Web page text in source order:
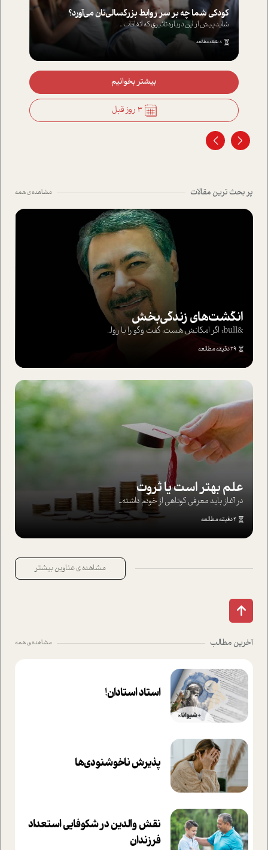
کودکی شما چه بر سر روابط بزرگسالی‌تان می‌آورد؟
شاید پیش از این درباره تاثیری که اتفاقات...
8 دقیقه مطالعه
بیشتر بخوانیم
3 روز قبل
پر بحث ترین مقالات مشاهده ی همه
انگشت‌های‌ زندگی‌بخش
&bull; اگر امکانش هست، گفت وگو را با روا...
29 دقیقه مطالعه
علم بهتر است یا ثروت
در آغاز باید معرفی کوتاهی از خودم داشته...
4 دقیقه مطالعه
مشاهده ی عناوین بیشتر
آخرین مطالب مشاهده ی همه
استاد استادان!
پذیرش ناخوشنودی‌ها
نقش والدین در شکوفا‌یی ا‌ستعداد
فرزندان‌